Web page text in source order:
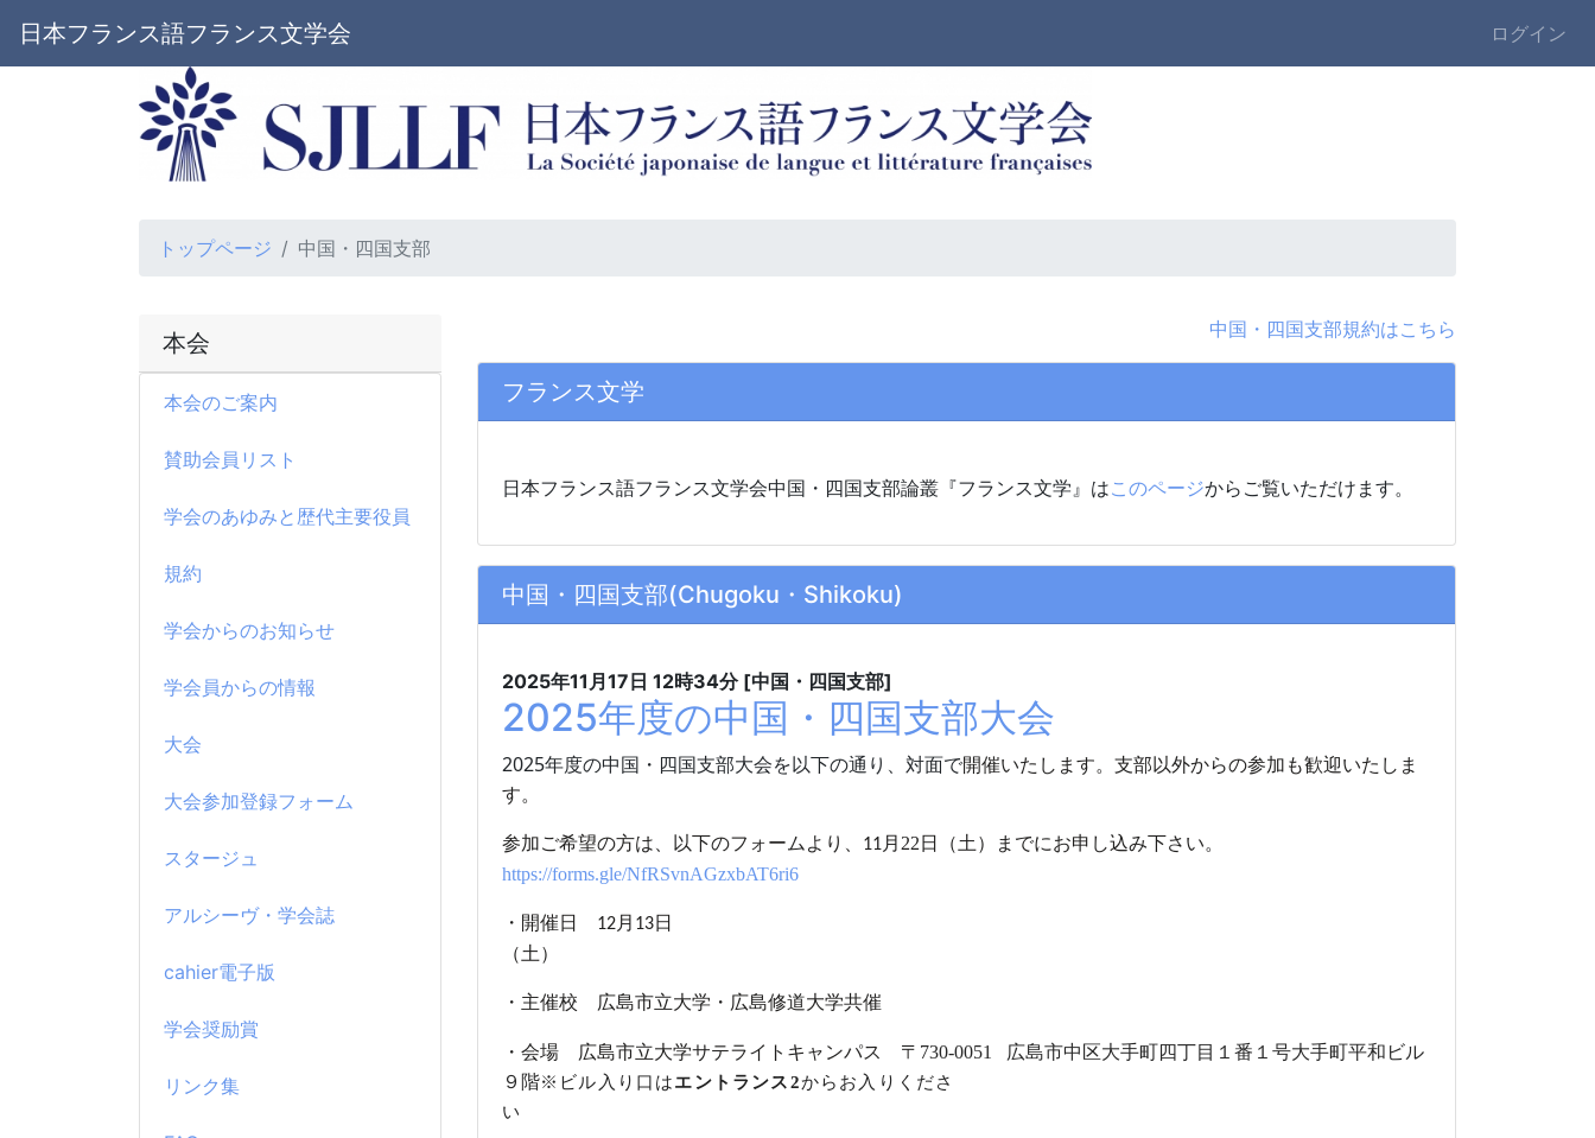
日本フランス語フランス文学会 ログイン
トップページ 中国・四国支部
本会
本会のご案内
賛助会員リスト
学会のあゆみと歴代主要役員
規約
学会からのお知らせ
学会員からの情報
大会
大会参加登録フォーム
スタージュ
アルシーヴ・学会誌
cahier電子版
学会奨励賞
リンク集
中国・四国支部規約はこちら
フランス文学
日本フランス語フランス文学会中国・四国支部論叢『フランス文学』はこのページからご覧いただけます。
中国・四国支部(Chugoku・Shikoku)
2025年11月17日 12時34分 [中国・四国支部]
2025年度の中国・四国支部大会
2025年度の中国・四国支部大会を以下の通り、対面で開催いたします。支部以外からの参加も歓迎いたしま
す。
参加ご希望の方は、以下のフォームより、 11月22 日（土）までにお申し込み下さい。
https://forms.gle/NfRSvnAGzxbAT6ri6
・開催日 12月 13日
（土）
・主催校 広島市立大学・広島修道大学共催
・会場 広島市立大学サテライトキャンパス 〒 730-0051
広島市中区大手町四丁目１番１号大手町平和ビル
９階※ビル入り口はエントランス2からお入りくださ
い